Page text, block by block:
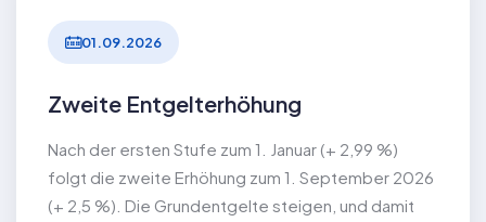
01.09.2026
Zweite Entgelterhöhung
Nach der ersten Stufe zum 1. Januar (+ 2,99 %)
folgt die zweite Erhöhung zum 1. September 2026
(+ 2,5 %). Die Grundentgelte steigen, und damit